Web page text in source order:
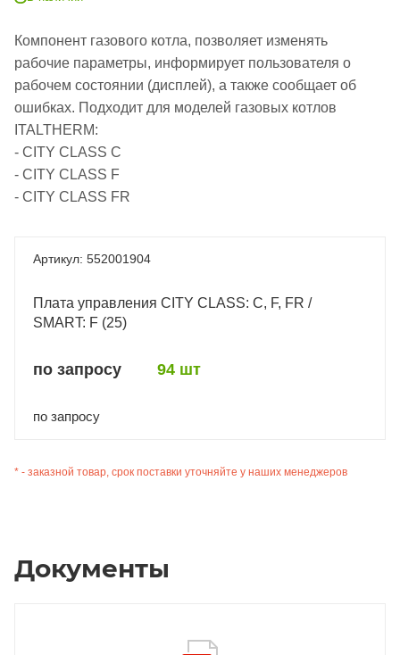
Компонент газового котла, позволяет изменять
рабочие параметры, информирует пользователя о
рабочем состоянии (дисплей), а также сообщает об
ошибках. Подходит для моделей газовых котлов
ITALTHERM:
- CITY CLASS C
- CITY CLASS F
- CITY CLASS FR
552001904
Плата управления CITY CLASS: C, F, FR /
SMART: F (25)
по запросу 94 шт
по запросу
* - заказной товар, срок поставки уточняйте у наших менеджеров
Документы